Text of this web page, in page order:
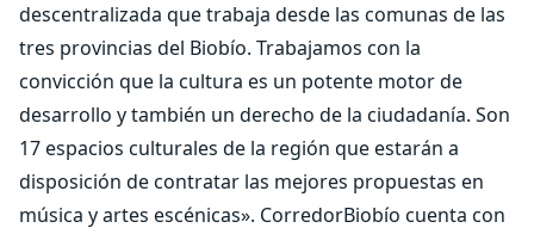
descentralizada que trabaja desde las comunas de las
tres provincias del Biobío. Trabajamos con la
convicción que la cultura es un potente motor de
desarrollo y también un derecho de la ciudadanía. Son
17 espacios culturales de la región que estarán a
disposición de contratar las mejores propuestas en
música y artes escénicas». CorredorBiobío cuenta con